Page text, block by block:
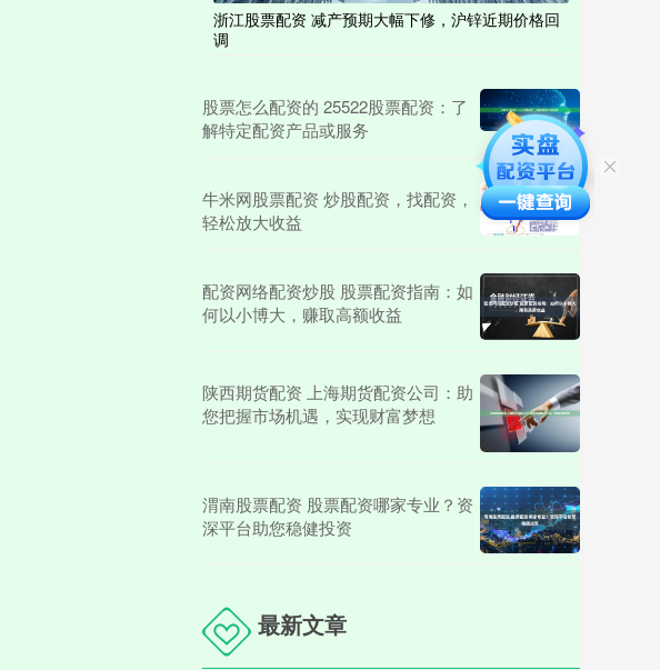
浙江股票配资 减产预期大幅下修，沪锌近期价格回
调
股票怎么配资的 25522股票配资：了
解特定配资产品或服务
牛米网股票配资 炒股配资，找配资，
轻松放大收益
配资网络配资炒股 股票配资指南：如
何以小博大，赚取高额收益
陕西期货配资 上海期货配资公司：助
您把握市场机遇，实现财富梦想
渭南股票配资 股票配资哪家专业？资
深平台助您稳健投资
最新文章